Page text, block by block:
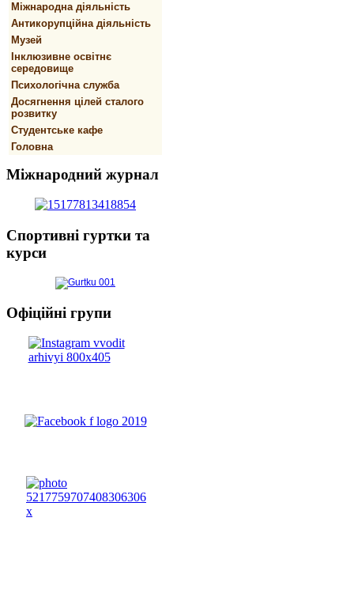
Міжнародна діяльність
Антикорупційна діяльність
Музей
Інклюзивне освітнє
середовище
Психологічна служба
Досягнення цілей сталого
розвитку
Студентське кафе
Головна
Міжнародний журнал
Спортивнi гуртки та
курси
Офіційні групи